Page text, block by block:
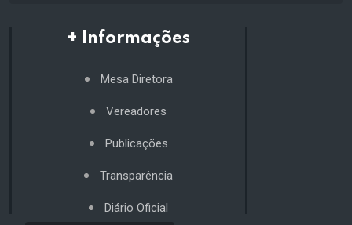
+ Informações
Mesa Diretora
Vereadores
Publicações
Transparência
Diário Oficial